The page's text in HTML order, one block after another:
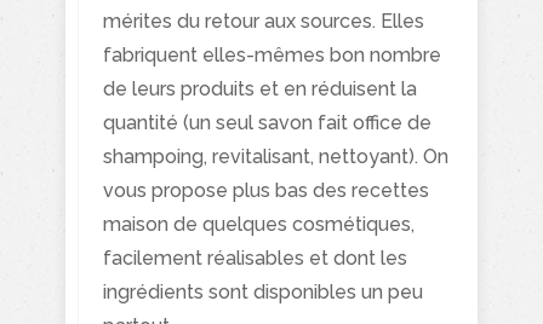
mérites du retour aux sources. Elles
fabriquent elles-mêmes bon nombre
de leurs produits et en réduisent la
quantité (un seul savon fait office de
shampoing, revitalisant, nettoyant). On
vous propose plus bas des recettes
maison de quelques cosmétiques,
facilement réalisables et dont les
ingrédients sont disponibles un peu